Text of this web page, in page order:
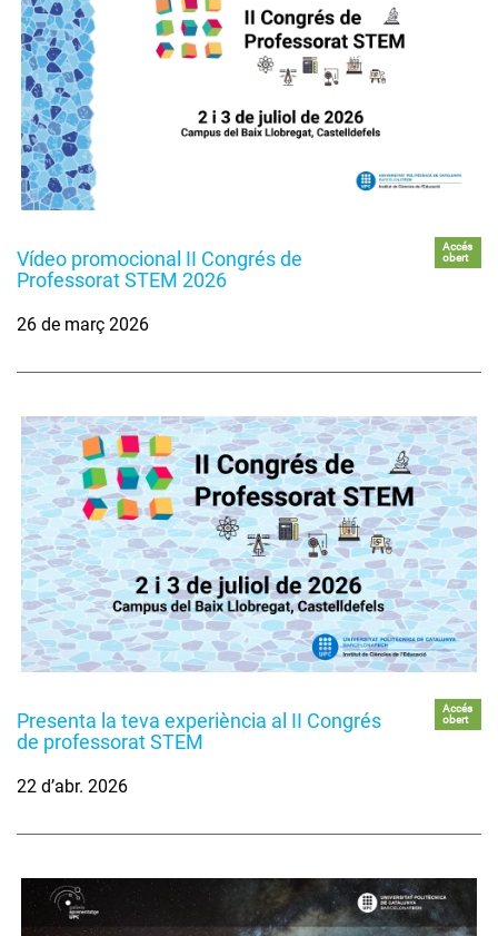
Vídeo promocional II Congrés de
Professorat STEM 2026
Accés
obert
26 de març 2026
Presenta la teva experiència al II Congrés
de professorat STEM
Accés
obert
22 d’abr. 2026